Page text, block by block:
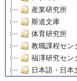
産業研究所
斯道文庫
体育研究所
教職課程セン
福澤研究セン
日本語・日本